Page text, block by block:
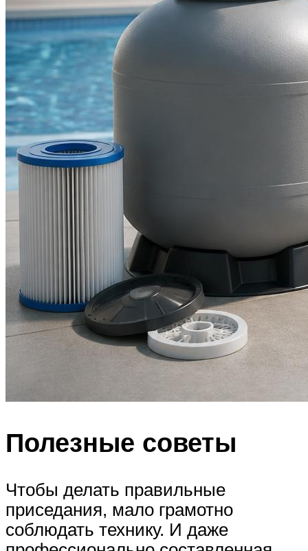
Полезные советы
Чтобы делать правильные
приседания, мало грамотно
соблюдать технику. И даже